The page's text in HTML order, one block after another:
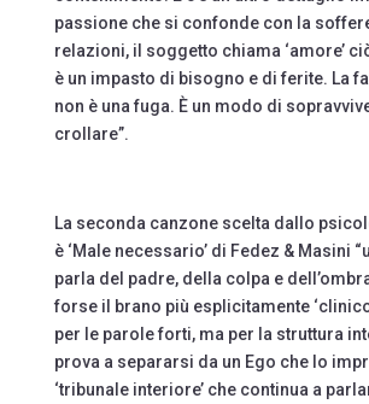
passione che si confonde con la
relazioni, il soggetto chiama ‘amore’
è un impasto di bisogno e di ferite. La
non è una fuga. È un modo di
crollare”.
La seconda canzone scelta dallo
è ‘Male necessario’ di Fedez & Masini
parla del padre, della colpa e
forse il brano più esplicitamente
per le parole forti, ma per la struttura
prova a separarsi da un Ego che lo
‘tribunale interiore’ che continua a